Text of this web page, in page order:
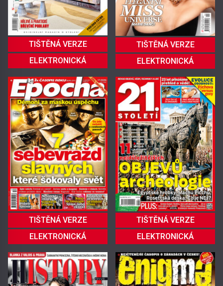
TIŠTĚNÁ VERZE
ELEKTRONICKÁ
TIŠTĚNÁ VERZE
ELEKTRONICKÁ
TIŠTĚNÁ VERZE
ELEKTRONICKÁ
TIŠTĚNÁ VERZE
ELEKTRONICKÁ